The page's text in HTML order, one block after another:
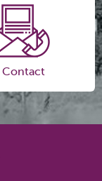
Contact